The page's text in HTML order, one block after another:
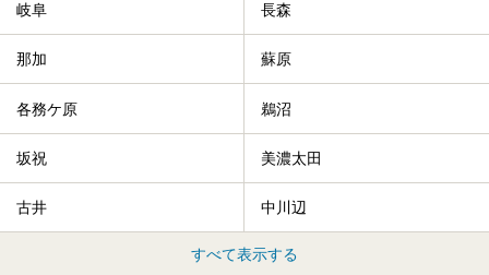
岐阜 長森
那加 蘇原
各務ケ原 鵜沼
坂祝 美濃太田
古井 中川辺
すべて表示する